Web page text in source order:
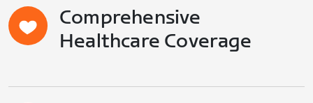
Comprehensive
Healthcare Coverage